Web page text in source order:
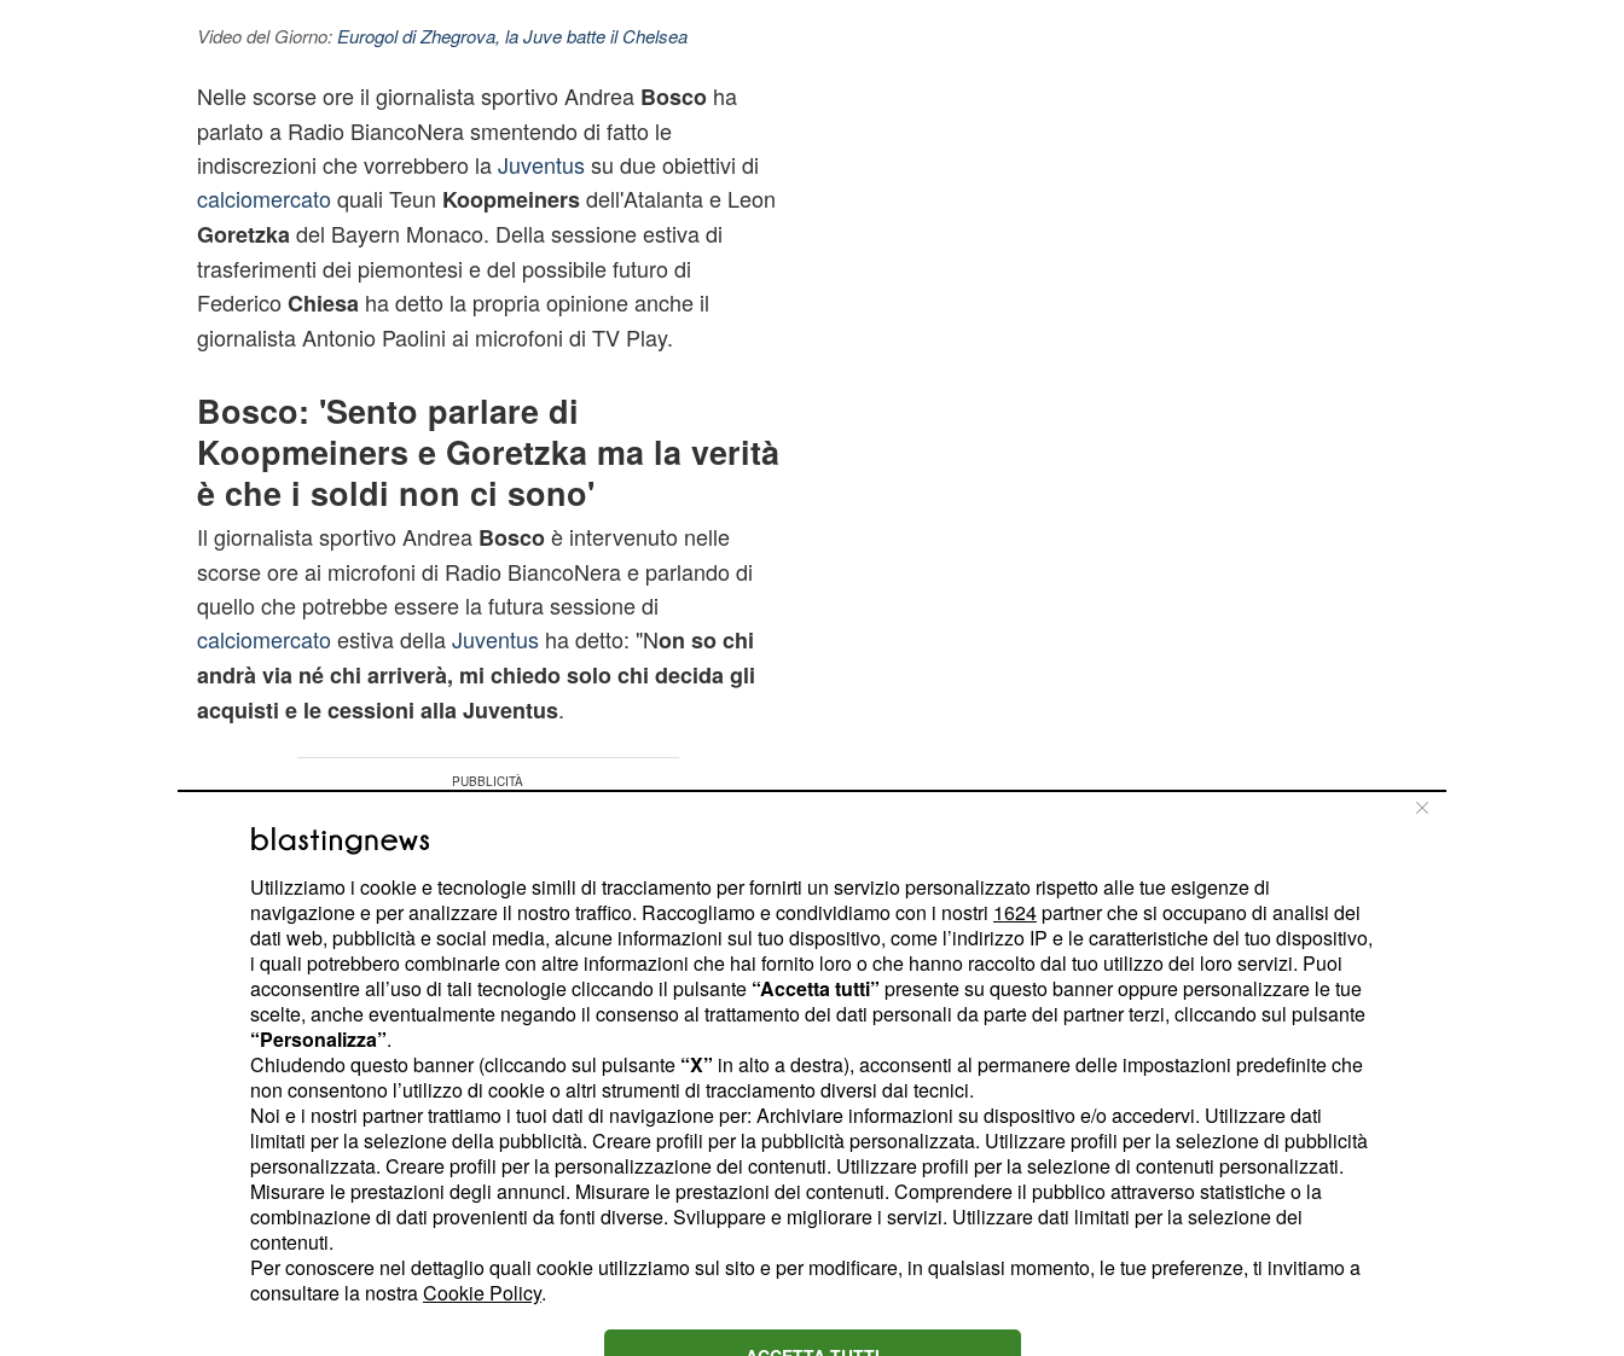
Video del Giorno: Eurogol di Zhegrova, la Juve batte il Chelsea
Nelle scorse ore il giornalista sportivo Andrea Boscoha
parlato a Radio BiancoNera smentendo di fatto le
indiscrezioni che vorrebbero laJuventussu due obiettivi di
calciomercatoquali Teun Koopmeinersdell'Atalanta e Leon
Goretzka del Bayern Monaco. Della sessione estiva di
trasferimenti dei piemontesi e del possibile futuro di
Federico Chiesa ha detto la propria opinione anche il
giornalista Antonio Paolini ai microfoni di TV Play.
Bosco: 'Sento parlare di
Koopmeiners e Goretzka ma la verità
è che i soldi non ci sono'
Il giornalista sportivo Andrea Boscoè intervenuto nelle
scorse ore ai microfoni di Radio BiancoNera e parlando di
quello che potrebbe essere la futura sessione di
calciomercatoestiva dellaJuventusha detto: "Non so chi
andrà via né chi arriverà, mi chiedo solo chi decida gli
acquisti e le cessioni alla Juventus.
Rinnovare il contratto ad un giocatore sempre infortunato
come De Sciglio forse non è stata una grande idea.Adesso
sento parlare di Koopmeiners e Goretzka, ma la verità è
che i soldi non ci sono e se non migliorano i conti, la
Juventus dovrà ricapitalizzare ancora una volta".
Utilizziamo i cookie e tecnologie simili di tracciamento per fornirti un servizio personalizzato rispetto alle tue esigenze di
navigazione e per analizzare il nostro traffico. Raccogliamo e condividiamo con i nostri 1624partner che si occupano di analisi dei
dati web, pubblicità e social media, alcune informazioni sul tuo dispositivo, come l’indirizzo IP e le caratteristiche del tuo dispositivo,
i quali potrebbero combinarle con altre informazioni che hai fornito loro o che hanno raccolto dal tuo utilizzo dei loro servizi. Puoi
acconsentire all’uso di tali tecnologie cliccando il pulsante “Accetta tutti” presente su questo banner oppure personalizzare le tue
scelte, anche eventualmente negando il consenso al trattamento dei dati personali da parte dei partner terzi, cliccando sul pulsante
“Personalizza”.
Chiudendo questo banner (cliccando sul pulsante “X” in alto a destra), acconsenti al permanere delle impostazioni predefinite che
non consentono l’utilizzo di cookie o altri strumenti di tracciamento diversi dai tecnici.
Noi e i nostri partner trattiamo i tuoi dati di navigazione per: Archiviare informazioni su dispositivo e/o accedervi. Utilizzare dati
limitati per la selezione della pubblicità. Creare profili per la pubblicità personalizzata. Utilizzare profili per la selezione di pubblicità
personalizzata. Creare profili per la personalizzazione dei contenuti. Utilizzare profili per la selezione di contenuti personalizzati.
Misurare le prestazioni degli annunci. Misurare le prestazioni dei contenuti. Comprendere il pubblico attraverso statistiche o la
combinazione di dati provenienti da fonti diverse. Sviluppare e migliorare i servizi. Utilizzare dati limitati per la selezione dei
contenuti.
Per conoscere nel dettaglio quali cookie utilizziamo sul sito e per modificare, in qualsiasi momento, le tue preferenze, ti invitiamo a
consultare la nostraCookie Policy.